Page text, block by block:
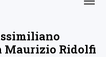
Maurizio Ridolfi